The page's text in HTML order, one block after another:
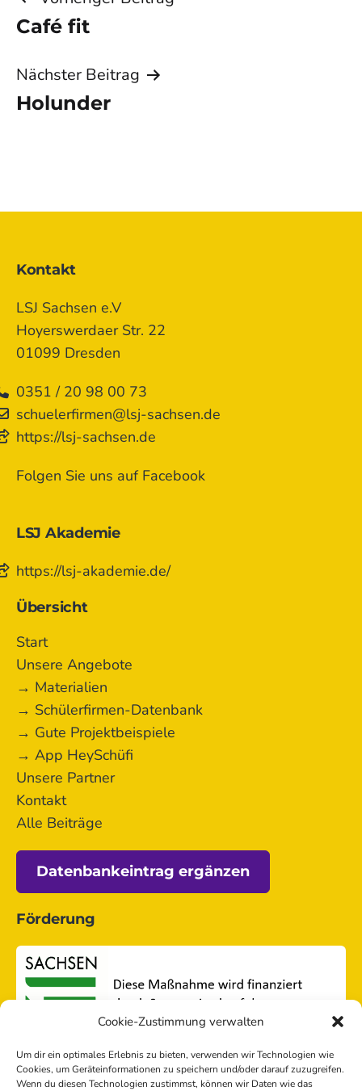
Cookie-Zustimmung verwalten
Um dir ein optimales Erlebnis zu bieten, verwenden wir Technologien wie
Cookies, um Geräteinformationen zu speichern und/oder darauf zuzugreifen.
Wenn du diesen Technologien zustimmst, können wir Daten wie das
Café fit
Nächster Beitrag
Holunder
Kontakt
LSJ Sachsen e.V
Hoyerswerdaer Str. 22
01099 Dresden
0351 / 20 98 00 73
schuelerfirmen@lsj-sachsen.de
https://lsj-sachsen.de
Folgen Sie uns auf Facebook
LSJ Akademie
https://lsj-akademie.de/
Übersicht
Start
Unsere Angebote
→ Materialien
→ Schülerfirmen-Datenbank
→ Gute Projektbeispiele
→ App HeySchüfi
Unsere Partner
Kontakt
Alle Beiträge
Datenbankeintrag ergänzen
Förderung